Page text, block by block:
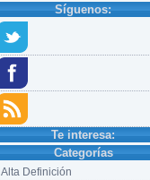
Síguenos:
Te interesa:
Categorías
Alta Definición